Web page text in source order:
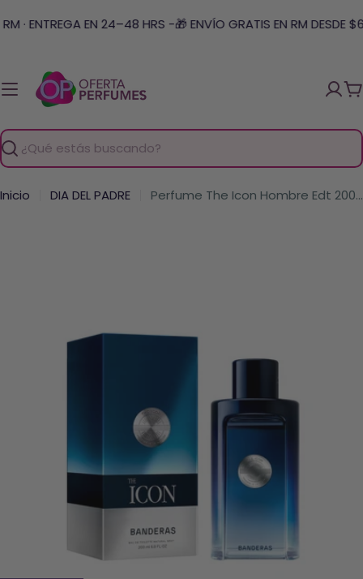
al · ENTREGA EN 24–48 HRS -🎁 ENVÍO GRATIS EN RM DESDE
Buscar
Inicio DIA DEL PADRE Perfume The Icon Hombre Edt 200 Ml
el archivo 0 en una ventana modal